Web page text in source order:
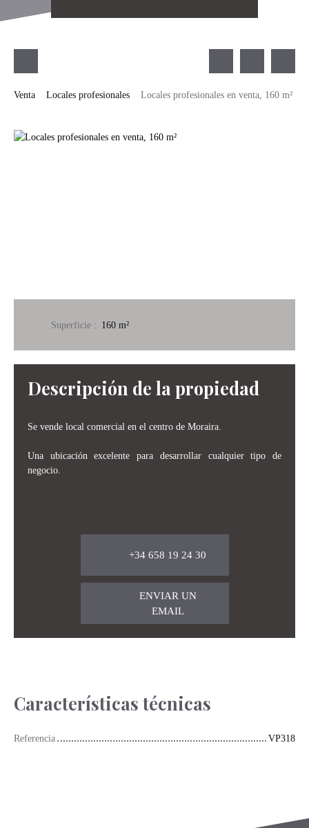
Venta Locales profesionales Locales profesionales en venta, 160 m²
Superficie : 160 m²
Descripción de la propiedad
Se vende local comercial en el centro de Moraira.
Una ubicación excelente para desarrollar cualquier tipo de
negocio.
+34 658 19 24 30
ENVIAR UN
EMAIL
Características técnicas
Referencia VP318